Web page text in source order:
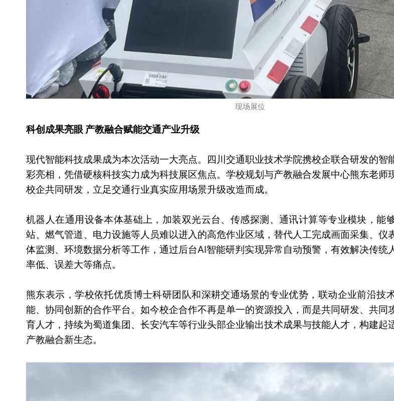
现场展位
科创成果亮眼 产教融合赋能交通产业升级
现代智能科技成果成为本次活动一大亮点。四川交通职业技术学院携校企联合研发的智
彩亮相，凭借硬核科技实力成为科技展区焦点。学校规划与产教融合发展中心熊东老师
校企共同研发，立足交通行业真实应用场景升级改造而成。
机器人在通用设备本体基础上，加装双光云台、传感探测、通讯计算等专业模块，能
站、燃气管道、电力设施等人员难以进入的高危作业区域，替代人工完成画面采集、仪
体监测、环境数据分析等工作，通过后台AI智能研判实现异常自动预警，有效解决传统
率低、误差大等痛点。
熊东表示，学校依托优质博士科研团队和深耕交通场景的专业优势，联动企业前沿技
能、协同创新的合作平台。如今校企合作不再是单一的资源投入，而是共同研发、共同
育人才，持续为蜀道集团、长安汽车等行业头部企业输出技术成果与技能人才，构建起
产教融合新生态。